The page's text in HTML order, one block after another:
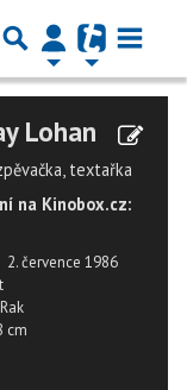
Lohan
textařka
na Kinobox.cz:
2. července 1986
Rak
cm